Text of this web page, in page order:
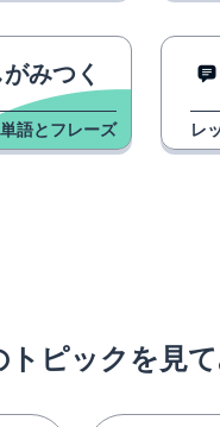
みつく
単語とフレーズ レ
ピックを見